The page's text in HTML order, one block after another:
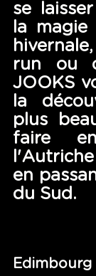
se
la magie
run ou
JOOKS
la
plus
faire
en
du Sud.
Edimbourg